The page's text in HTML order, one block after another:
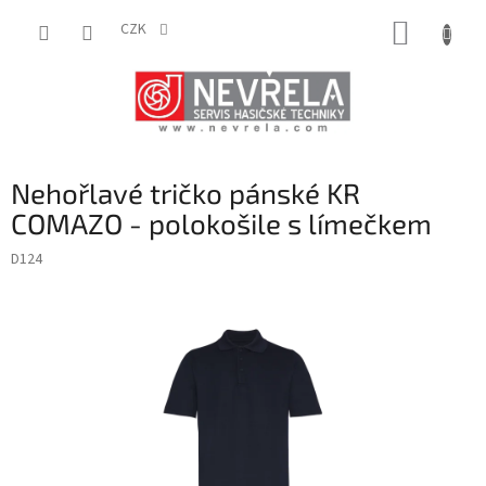
CZK
Nehořlavé tričko pánské KR
COMAZO - polokošile s límečkem
D124